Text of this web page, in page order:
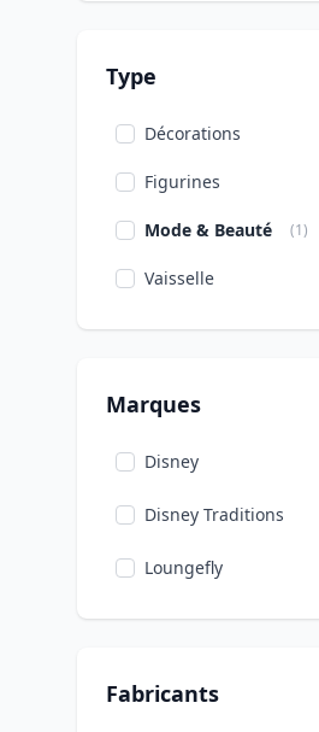
Mangas
Type
Décorations
Figurines
Mode & Beauté (1)
Vaisselle
Marques
Disney
Disney Traditions
Loungefly
Fabricants